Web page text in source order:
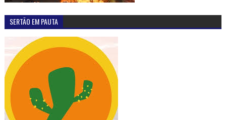
SERTÃO EM PAUTA